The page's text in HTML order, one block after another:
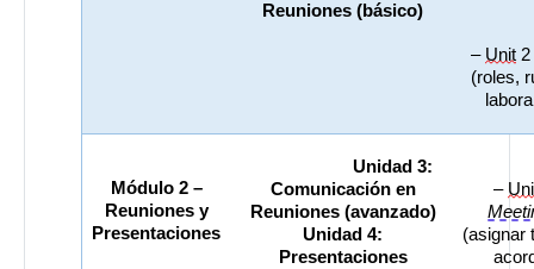
Reuniones (básico)
– Unit 2
(roles,
Módulo 2 –
Reuniones y
Presentaciones
Unidad 3:
Comunicación en
Reuniones (avanzado)
Unidad 4:
Presentaciones
–
(asignar